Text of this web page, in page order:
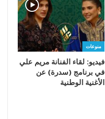
منوعات
فيديو: لقاء الفنانة مريم علي
في برنامج (سدرة) عن
الأغنية الوطنية